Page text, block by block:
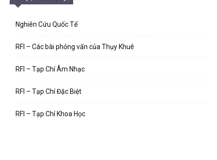
Nghiên Cứu Quốc Tế
RFI – Các bài phỏng vấn của Thụy Khuê
RFI – Tạp Chí Âm Nhạc
RFI – Tạp Chí Đặc Biệt
RFI – Tạp Chí Khoa Học